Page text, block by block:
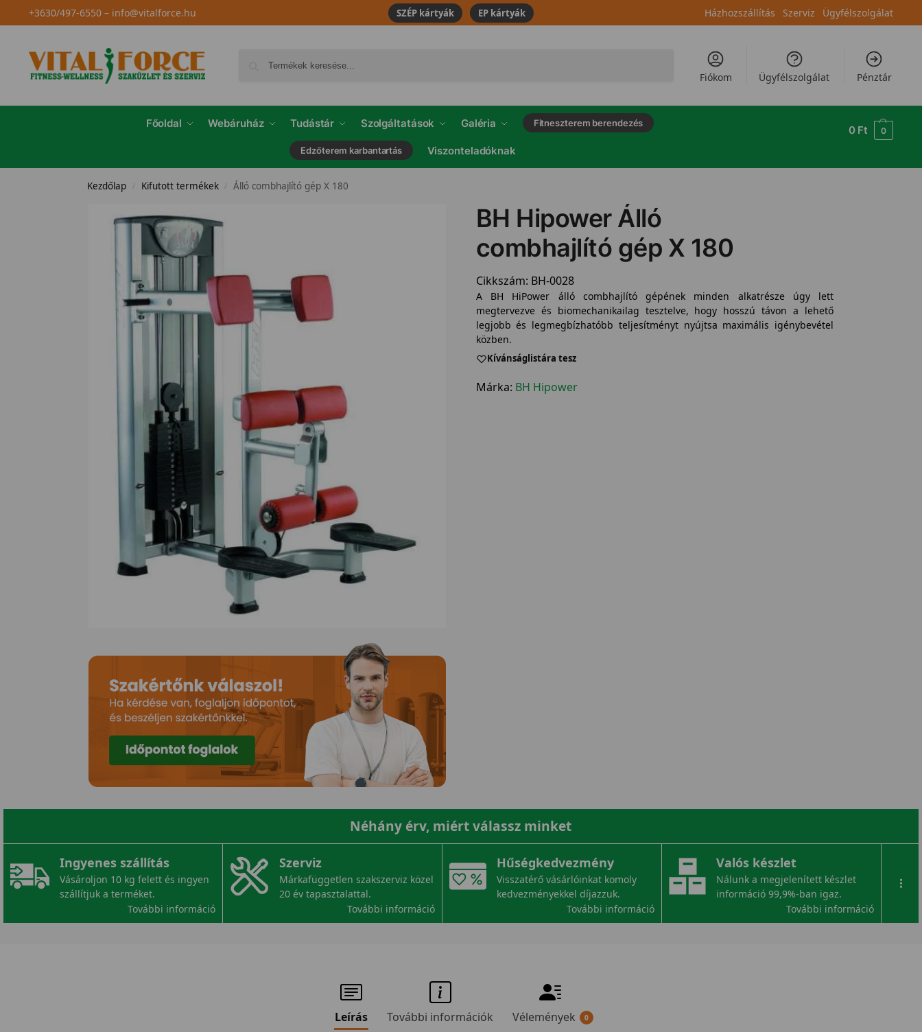
+3630/497-6550– info@vitalforce.hu SZÉP kártyák EP kártyák Házhozszállítás Szerviz Ügyfélszolgálat
Fiókom Ügyfélszolgálat Pénztár
Főoldal Webáruház Tudástár Szolgáltatások Galéria Fitneszterem berendezés
Edzőterem karbantartás Viszonteladóknak
0 Ft 0
Kezdőlap / Kifutott termékek / Álló combhajlító gép X 180
BH Hipower Álló
combhajlító gép X 180
Cikkszám: BH-0028
A BH HiPower álló combhajlító gépének minden alkatrésze úgy lett
megtervezve és biomechanikailag tesztelve, hogy hosszú távon a lehető
legjobb és legmegbízhatóbb teljesítményt nyújtsa maximális igénybevétel
közben.
Kívánságlistára tesz
Márka: BH Hipower
Néhány érv, miért válassz minket
Ingyenes szállítás
Vásároljon 10 kg felett és ingyen
szállítjuk a terméket.
További információ
Szerviz
Márkafüggetlen szakszerviz közel
20 év tapasztalattal.
További információ
Hűségkedvezmény
Visszatérő vásárlóinkat komoly
kedvezményekkel díjazzuk.
További információ
Valós készlet
Nálunk a megjelenített készlet
információ 99,9%-ban igaz.
További információ
...
Leírás További információk Vélemények 0